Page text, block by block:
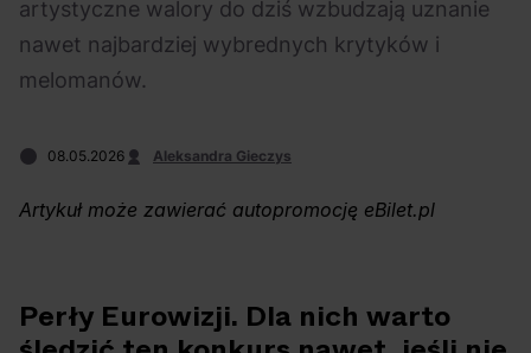
jednoczącą fanów
OFF Festival 2026 – High Five: pięć
rapie [czerwiec i
lipiec 2026]
artystyczne walory do dziś wzbudzają uznanie
nawet najbardziej wybrednych krytyków i
melomanów.
08.05.2026 Aleksandra Gieczys
Artykuł może zawierać autopromocję eBilet.pl
Perły Eurowizji. Dla nich warto